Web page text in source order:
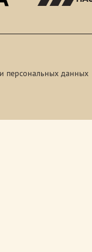
персональных данных